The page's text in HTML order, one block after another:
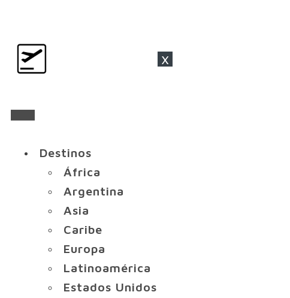
x
Destinos
África
Argentina
Asia
Caribe
Europa
Latinoamérica
Estados Unidos